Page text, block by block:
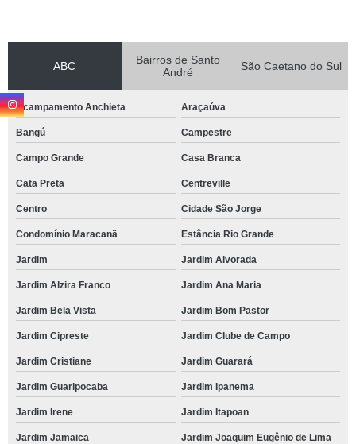
ABC
Bairros de Santo
André
São Caetano do Sul
Acampamento Anchieta Araçaúva
Bangú Campestre
Campo Grande Casa Branca
Cata Preta Centreville
Centro Cidade São Jorge
Condomínio Maracanã Estância Rio Grande
Jardim Jardim Alvorada
Jardim Alzira Franco Jardim Ana Maria
Jardim Bela Vista Jardim Bom Pastor
Jardim Cipreste Jardim Clube de Campo
Jardim Cristiane Jardim Guarará
Jardim Guaripocaba Jardim Ipanema
Jardim Irene Jardim Itapoan
Jardim Jamaica Jardim Joaquim Eugênio de Lima